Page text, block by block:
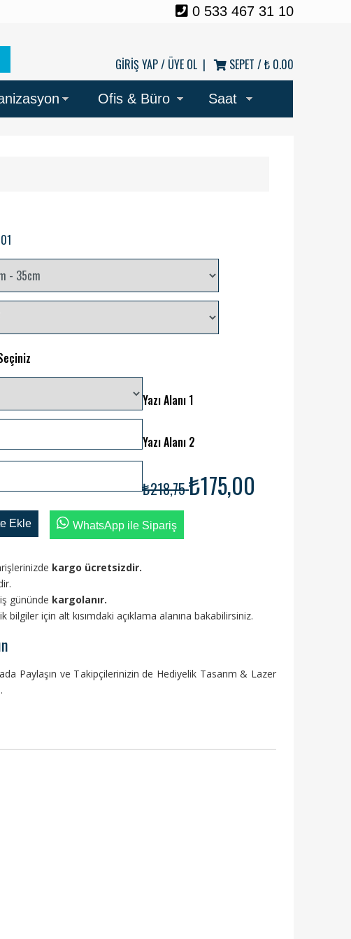
0 533 467 31 10
GİRİŞ YAP / ÜYE OL | SEPET /₺ 0.00
Ofis & Büro Saat
Yazı Alanı 1
Yazı Alanı 2
₺218,75₺175,00
Ekle WhatsApp ile Sipariş
kargo ücretsizdir.
gününde kargolanır.
bilgiler için alt kısımdaki açıklama alanına bakabilirsiniz.
Paylaşın ve Takipçilerinizin de Hediyelik Tasarım & Lazer